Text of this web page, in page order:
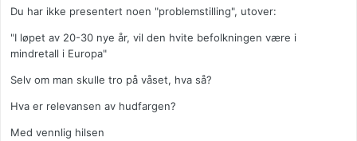
Du har ikke presentert noen "problemstilling", utover:
"I løpet av 20-30 nye år, vil den hvite befolkningen være i
mindretall i Europa"
Selv om man skulle tro på våset, hva så?
Hva er relevansen av hudfargen?
Med vennlig hilsen